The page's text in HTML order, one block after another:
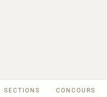
SECTIONS CONCOURS